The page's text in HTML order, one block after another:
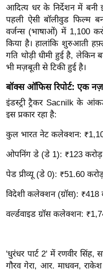
न्यू
ज
ब्री
फ
म
रं
ज
न
त
बॉ
वु
वु
ड
आदित्य धर के निर्देशन में बनी
पहली ऐसी बॉलीवुड फिल्म
वर्जन्स (भाषाओं) में 1,100
किया है। हालांकि शुरुआती
गति थोड़ी धीमी हुई है, लेकिन
भी मज़बूती से टिकी हुई है।
बॉक्स ऑफिस रिपोर्ट: एक
इंडस्ट्री ट्रैकर Sacnilk के
इस प्रकार रहा है:
कुल भारत नेट कलेक्शन:
ओपनिंग डे (डे 1): ₹123
पेड प्रीव्यू (डे 0): ₹51.60
विदेशी कलेक्शन (ग्रॉस): ₹418
वर्ल्डवाइड ग्रॉस कलेक्शन:
'धुरंधर पार्ट 2' में रणवीर सिंह,
गौरव गेरा, आर. माधवन,